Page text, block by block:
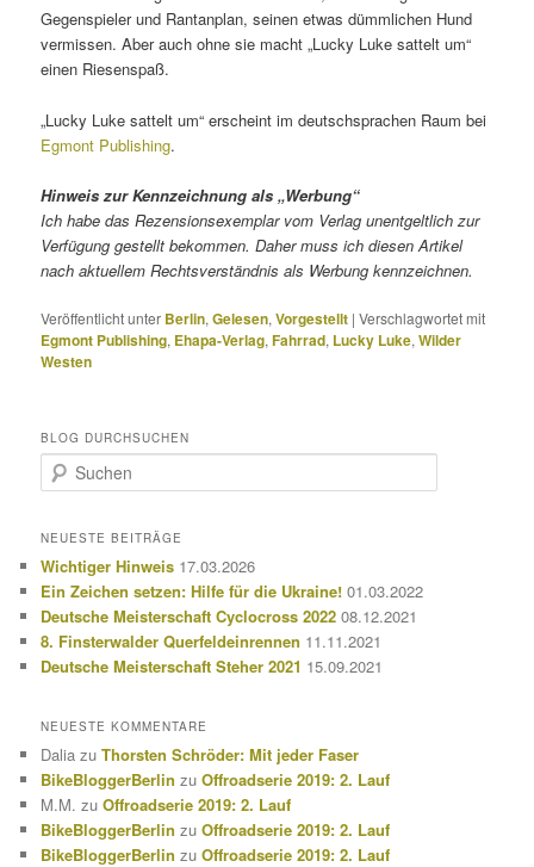
Gegenspieler und Rantanplan, seinen etwas dümmlichen Hund
vermissen. Aber auch ohne sie macht „Lucky Luke sattelt um“
einen Riesenspaß.
„Lucky Luke sattelt um“ erscheint im deutschsprachen Raum bei
Egmont Publishing.
Hinweis zur Kennzeichnung als „Werbung“
Ich habe das Rezensionsexemplar vom Verlag unentgeltlich zur
Verfügung gestellt bekommen. Daher muss ich diesen Artikel
nach aktuellem Rechtsverständnis als Werbung kennzeichnen.
Veröffentlicht unter Berlin,Gelesen,Vorgestellt |Verschlagwortet mit
Egmont Publishing, Ehapa-Verlag,Fahrrad, Lucky Luke,Wilder
Westen
BLOG DURCHSUCHEN
u
h
n
NEUESTE BEITRÄGE
Wichtiger Hinweis 17.03.2026
Ein Zeichen setzen: Hilfe für die Ukraine! 01.03.2022
Deutsche Meisterschaft Cyclocross 2022 08.12.2021
8. Finsterwalder Querfeldeinrennen 11.11.2021
Deutsche Meisterschaft Steher 2021 15.09.2021
NEUESTE KOMMENTARE
Dalia zuThorsten Schröder: Mit jeder Faser
BikeBloggerBerlin zuOffroadserie 2019: 2. Lauf
M.M. zuOffroadserie 2019: 2. Lauf
BikeBloggerBerlin zuOffroadserie 2019: 2. Lauf
BikeBloggerBerlin zuOffroadserie 2019: 2. Lauf